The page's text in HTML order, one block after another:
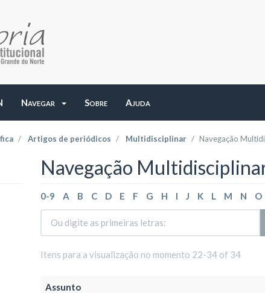
Navegar Sobre Ajuda
Artigos de periódicos Multidisciplinar Navegação
Navegação
0-9 A B C D E F G H I J K L M N O
Itens para a visualização no momento 22-34 of 34
Assunto